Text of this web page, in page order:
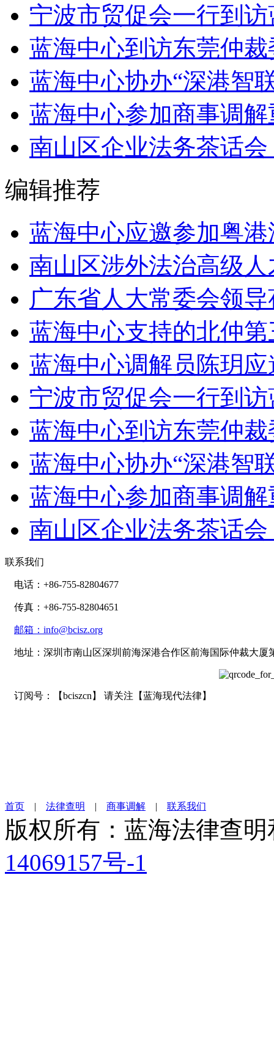
宁波市贸促会一行到
蓝海中心到访东莞仲
蓝海中心协办“深港智
蓝海中心参加商事调
南山区企业法务茶话
编辑推荐
蓝海中心应邀参加粤
南山区涉外法治高级
广东省人大常委会领
蓝海中心支持的北仲
蓝海中心调解员陈玥
宁波市贸促会一行到
蓝海中心到访东莞仲
蓝海中心协办“深港智
蓝海中心参加商事调
南山区企业法务茶话
联系我们
电话：+86-755-82804677
传真：+86-755-82804651
邮箱：info@bcisz.org
地址：深圳市南山区深圳前海深港合作区前海国际仲裁大厦
订阅号：【bciszcn】 请关注【蓝海现代法律】
首页 | 法律查明 | 商事调解 | 联系我们
版权所有：蓝海法律
14069157号-1